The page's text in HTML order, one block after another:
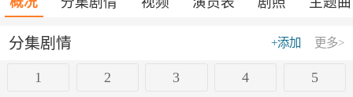
更多>
+添加
分集剧情
1 2 3 4 5